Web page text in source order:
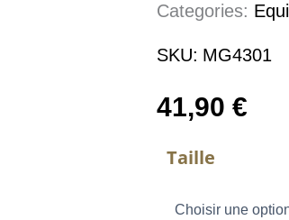
Taillede
Categories:
SKU: MG4301
41,90€